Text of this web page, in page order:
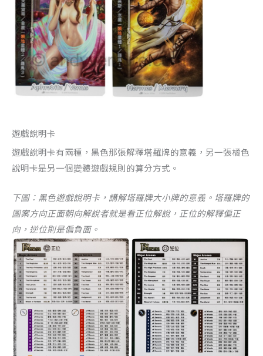
遊戲說明卡
遊戲說明卡有兩種，黑色那張解釋塔羅牌的意義，另一張橘色
說明卡是另一個變體遊戲規則的算分方式。
下圖：黑色遊戲說明卡，講解塔羅牌大小牌的意義。塔羅牌的
圖案方向正面朝向解說者就是看正位解說，正位的解釋偏正
向，逆位則是偏負面。